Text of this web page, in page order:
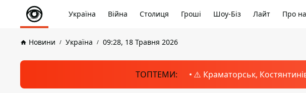
Україна Війна Столиця Гроші Шоу-Біз Лайт Про
Новини Україна 09:28, 18 Травня 2026
ТОПТЕМИ: ⚠️ Краматорськ,